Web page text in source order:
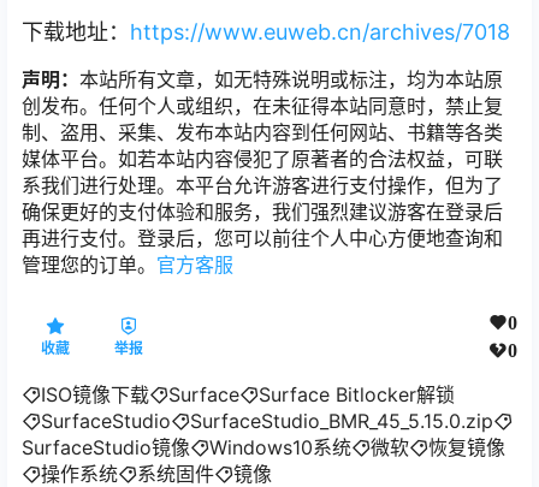
下载地址： https://www.euweb.cn/archives/7018
声明： 本站所有文章，如无特殊说明或标注，均为本站原
创发布。任何个人或组织，在未征得本站同意时，禁止复
制、盗用、采集、发布本站内容到任何网站、书籍等各类
媒体平台。如若本站内容侵犯了原著者的合法权益，可联
系我们进行处理。本平台允许游客进行支付操作，但为了
确保更好的支付体验和服务，我们强烈建议游客在登录后
再进行支付。登录后，您可以前往个人中心方便地查询和
管理您的订单。 官方客服
收藏 举报
0
0
ISO镜像下载 Surface
Surface Bitlocker解锁
SurfaceStudio
SurfaceStudio_BMR_45_5.15.0.zip
SurfaceStudio镜像
Windows10系统 微软
恢复镜像
操作系统
系统固件 镜像